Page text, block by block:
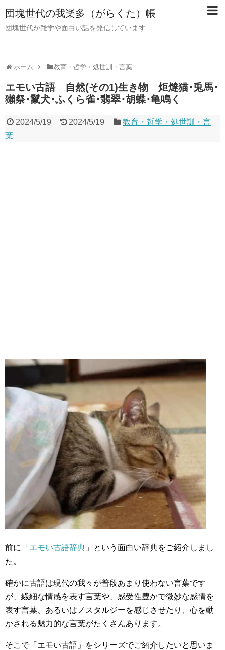
団塊世代の我楽多（がらくた）帳
団塊世代が雑学や面白い話を発信しています
ホーム 教育・哲学・処世訓・言葉
エモい古語 自然(その1)生き物 炬燵猫･兎馬･
獺祭･鬣犬･ふくら雀･翡翠･胡蝶･亀鳴く
2024/5/19 2024/5/19
教育・哲学・処世訓・言
葉
前に「 エモい古語辞典 」という面白い辞典をご紹介しまし
た。
確かに古語は現代の我々が普段あまり使わない言葉です
が、繊細な情感を表す言葉や、感受性豊かで微妙な感情を
表す言葉、あるいはノスタルジーを感じさせたり、心を動
かされる魅力的な言葉がたくさんあります。
そこで「エモい古語」をシリーズでご紹介したいと思いま